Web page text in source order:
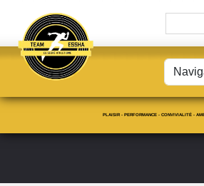
PLAISIR - PERFORMANCE - CONVIVIALITÉ -